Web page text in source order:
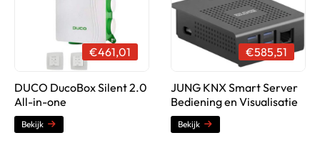
€461,01
DUCO DucoBox Silent 2.0
All-in-one
Bekijk
€585,51
JUNG KNX Smart Server
Bediening en Visualisatie
Bekijk